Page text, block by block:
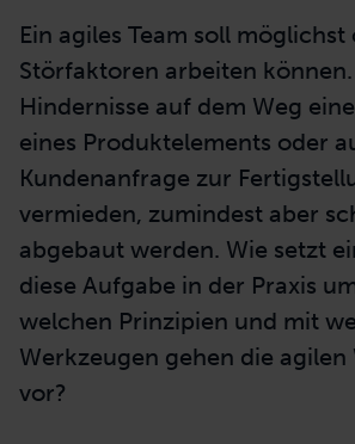
Ein agiles Team soll möglichst
Störfaktoren arbeiten
Hindernisse auf dem Weg
eines Produktelements oder
Kundenanfrage zur
vermieden, zumindest aber
abgebaut werden. Wie setzt
diese Aufgabe in der Praxis
welchen Prinzipien und mit
Werkzeugen gehen die
vor?